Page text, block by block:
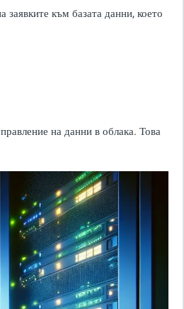
към базата данни, което
на данни в облака. Това